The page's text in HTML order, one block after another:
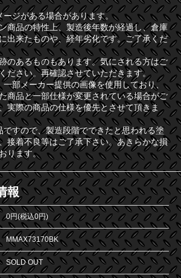
ージがある場合があります。
商品の特性上、製造後年数が経過し、倉庫
出来たものや、経年劣化です。ご了承くだ
のあるものもあります。気にされる方はご
ださい。再確認させていただきます。
一部メーカー提供の画像を使用しており、
商品と一部仕様が変更されている場合がご
実際の商品の仕様を優先とさせて頂きま
ですので、製造段階でできたと思われる塗
接着不良等はご了承下さい。あきらかな損
ります。
報
0円(税込0円)
MMAX73170BK
SOLD OUT